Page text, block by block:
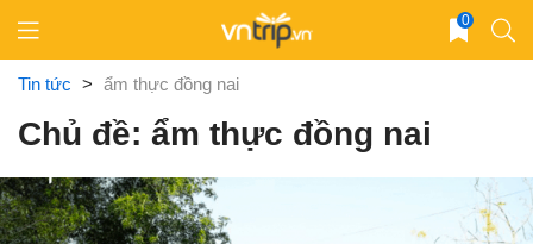
content
0
Tin tức > ẩm thực đồng nai
Chủ đề: ẩm thực đồng nai